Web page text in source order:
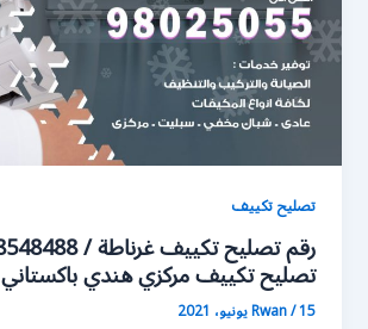
تصليح تكييف
تصليح تكييف مركزي هندي باكستاني
Rwan/15 يونيو، 2021